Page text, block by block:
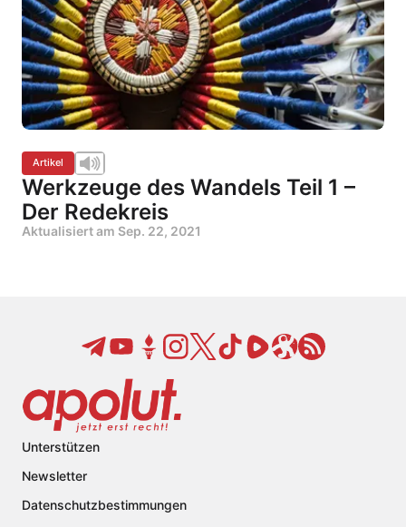
Artikel
Werkzeuge des Wandels Teil 1 –
Der Redekreis
Aktualisiert am Sep. 22, 2021
Unterstützen
Newsletter
Datenschutzbestimmungen